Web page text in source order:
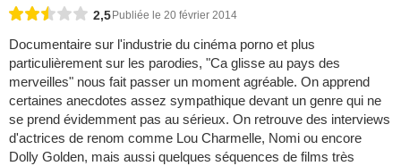
2,5Publiée le 20 février 2014
Documentaire sur l'industrie du cinéma porno et plus
particulièrement sur les parodies, "Ca glisse au pays des
merveilles" nous fait passer un moment agréable. On apprend
certaines anecdotes assez sympathique devant un genre qui ne
se prend évidemment pas au sérieux. On retrouve des interviews
d'actrices de renom comme Lou Charmelle, Nomi ou encore
Dolly Golden, mais aussi quelques séquences de films très